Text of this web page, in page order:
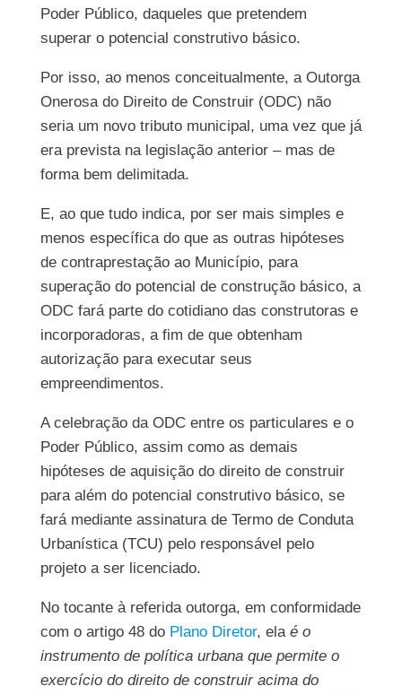
Poder Público, daqueles que pretendem
superar o potencial construtivo básico.
Por isso, ao menos conceitualmente, a Outorga
Onerosa do Direito de Construir (ODC) não
seria um novo tributo municipal, uma vez que já
era prevista na legislação anterior – mas de
forma bem delimitada.
E, ao que tudo indica, por ser mais simples e
menos específica do que as outras hipóteses
de contraprestação ao Município, para
superação do potencial de construção básico, a
ODC fará parte do cotidiano das construtoras e
incorporadoras, a fim de que obtenham
autorização para executar seus
empreendimentos.
A celebração da ODC entre os particulares e o
Poder Público, assim como as demais
hipóteses de aquisição do direito de construir
para além do potencial construtivo básico, se
fará mediante assinatura de Termo de Conduta
Urbanística (TCU) pelo responsável pelo
projeto a ser licenciado.
No tocante à referida outorga, em conformidade
com o artigo 48 do Plano Diretor, ela é o
instrumento de política urbana que permite o
exercício do direito de construir acima do